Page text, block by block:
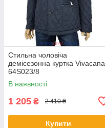
Стильна чоловіча
демісезонна куртка Vivacana
64S023/8
В наявності
1 205 ₴ 2 410 ₴
Купити